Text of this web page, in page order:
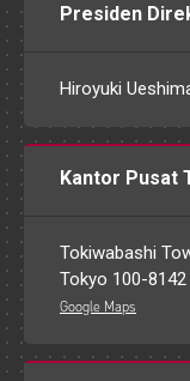
Presiden
Hiroyuki
Kantor Pusat
Tokiwabashi
Tokyo 100-8142
Google Maps